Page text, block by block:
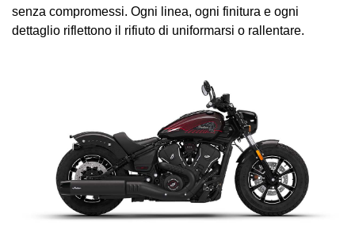
senza compromessi. Ogni linea, ogni finitura e ogni
dettaglio riflettono il rifiuto di uniformarsi o rallentare.